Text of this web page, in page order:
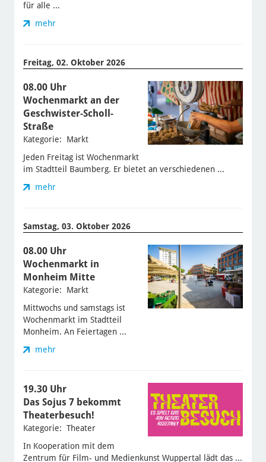
für alle ...
mehr
Freitag, 02. Oktober 2026
08.00 Uhr
Wochenmarkt an der
Geschwister-Scholl-
Straße
Kategorie: Markt
Jeden Freitag ist Wochenmarkt
im Stadtteil Baumberg. Er bietet an verschiedenen ...
mehr
Samstag, 03. Oktober 2026
08.00 Uhr
Wochenmarkt in
Monheim Mitte
Kategorie: Markt
Mittwochs und samstags ist
Wochenmarkt im Stadtteil
Monheim. An Feiertagen ...
mehr
19.30 Uhr
Das Sojus 7 bekommt
Theaterbesuch!
Kategorie: Theater
In Kooperation mit dem
Zentrum für Film- und Medienkunst Wuppertal lädt das ...